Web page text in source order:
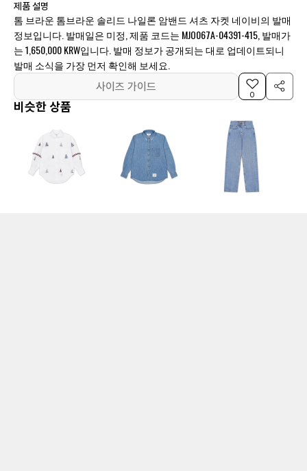
제품 설명
톰 브라운 톰브라운 솔리드 나일론 암밴드 셔츠 자켓 네이비의 발매
정보입니다. 발매일은 미정, 제품 코드는 MJO067A-04391-415, 발매가
는 1,650,000 KRW입니다. 발매 정보가 공개되는 대로 업데이트되니
발매 소식을 가장 먼저 확인해 보세요.
사이즈 가이드
0
비슷한 상품